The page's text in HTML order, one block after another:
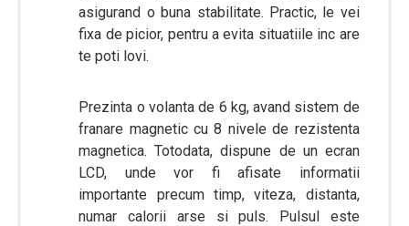
asigurand o buna stabilitate. Practic, le vei
fixa de picior, pentru a evita situatiile inc are
te poti lovi.
Prezinta o volanta de 6 kg, avand sistem de
franare magnetic cu 8 nivele de rezistenta
magnetica. Totodata, dispune de un ecran
LCD, unde vor fi afisate informatii
importante precum timp, viteza, distanta,
numar calorii arse si puls. Pulsul este